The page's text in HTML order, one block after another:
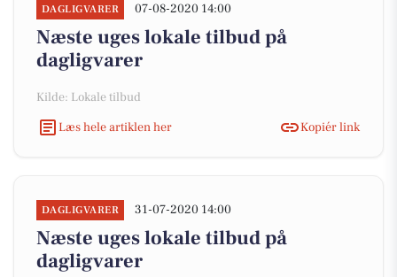
DAGLIGVARER 07-08-2020 14:00
Næste uges lokale tilbud på
dagligvarer
Kilde: Lokale tilbud
Læs hele artiklen her
Kopiér link
DAGLIGVARER 31-07-2020 14:00
Næste uges lokale tilbud på
dagligvarer